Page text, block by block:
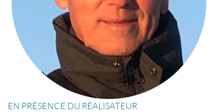
EN PRÉSENCE DU RÉALISATEUR